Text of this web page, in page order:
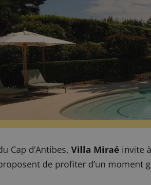
Cap d’Antibes, Villa Miraé invite
de profiter d’un moment